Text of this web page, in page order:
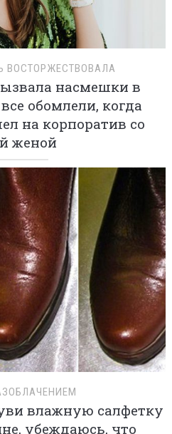
ВОСТОРЖЕСТВОВАЛА
насмешки в
обомлели, когда
на корпоратив со
женой
влажную салфетку
убеждаюсь, что